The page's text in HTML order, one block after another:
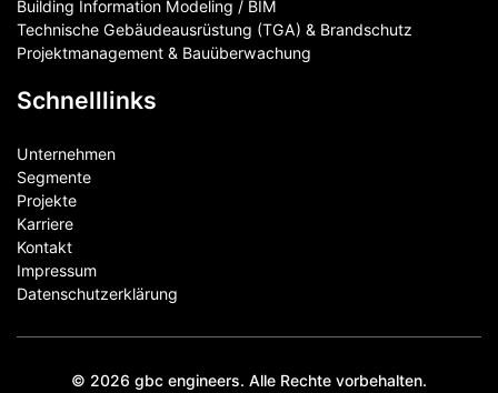
Building Information Modeling / BIM
Technische Gebäudeausrüstung (TGA) & Brandschutz
Projektmanagement & Bauüberwachung
Schnelllinks
Unternehmen
Segmente
Projekte
Karriere
Kontakt
Impressum
Datenschutzerklärung
© 2026 gbc engineers. Alle Rechte vorbehalten.